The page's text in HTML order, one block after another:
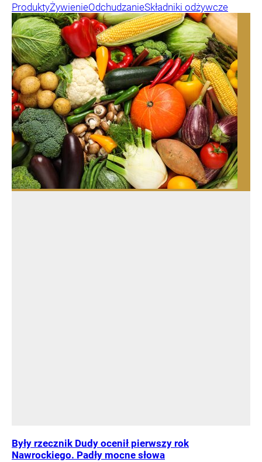
ProduktyŻywienieOdchudzanieSkładniki odżywcze
Były rzecznik Dudy ocenił pierwszy rok
Nawrockiego. Padły mocne słowa